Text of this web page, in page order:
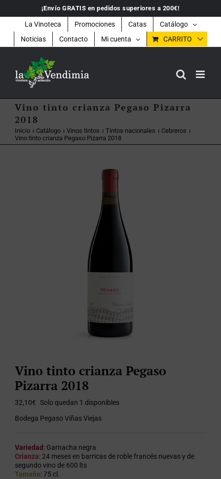
contenido
¡Envío GRATIS en pedidos superiores a 200€!
La Vinoteca Promociones Catas
Catálogo
Noticias
Contacto Mi cuenta CARRITO
Vino tinto crianza Pegaso Pizarra
2018
Inicio Catálogo Vinos tintos Tintos nacionales
Cebreros
Vino tinto crianza Pegaso Pizarra 2018
Vino tinto crianza Pegaso
Pizarra 2018
32,10€ Solo quedan 1 disponibles
Bodega Pegaso Viñas Viejas
Variedad : Garnacha negra
Crianza: 24 meses en barricas de roble francés nuevas y de
segundo vino de 600 lts
Tamaño: 75 cl.